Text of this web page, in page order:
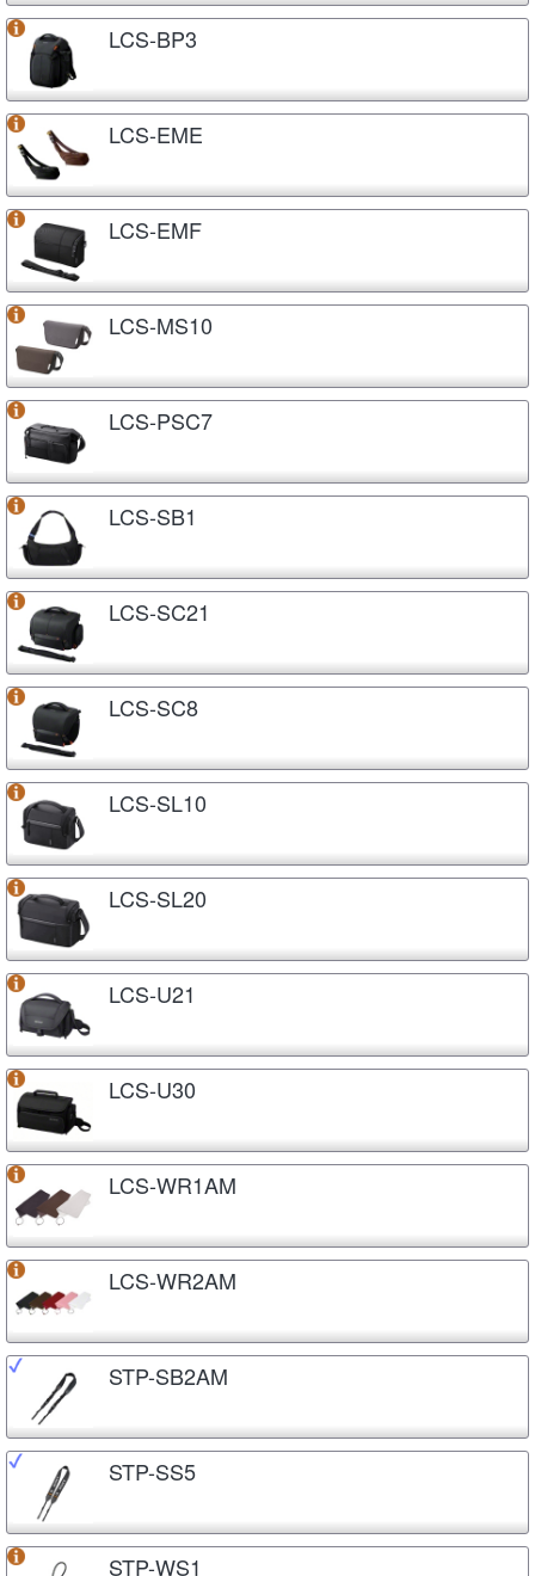
LCS-BP3
LCS-EME
LCS-EMF
LCS-MS10
LCS-PSC7
LCS-SB1
LCS-SC21
LCS-SC8
LCS-SL10
LCS-SL20
LCS-U21
LCS-U30
LCS-WR1AM
LCS-WR2AM
STP-SB2AM
STP-SS5
STP-WS1